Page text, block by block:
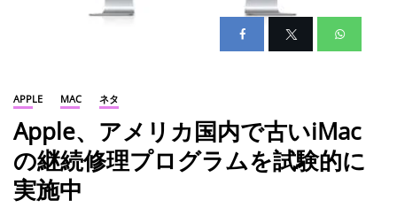
APPLE MAC ネタ
Apple、アメリカ国内で古いiMac
の継続修理プログラムを試験的に
実施中